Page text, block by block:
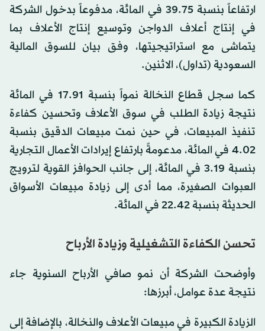
ارتفاعاً بنسبة 39.75 في المائة، مدفوعاً بدخول الشركة
في إنتاج أعلاف الدواجن وتوسيع إنتاج الأعلاف بما
يتماشى مع استراتيجيتها، وفق بيان للسوق المالية
السعودية (تداول)، الاثنين.
كما سجل قطاع النخالة نمواً بنسبة 17.91 في المائة
نتيجة زيادة الطلب في سوق الأعلاف وتحسين كفاءة
تنفيذ المبيعات، في حين نمت مبيعات الدقيق بنسبة
4.02 في المائة، مدعومةً بارتفاع إيرادات الأعمال التجارية
بنسبة 3.19 في المائة، إلى جانب الحوافز القوية لترويج
العبوات الصغيرة، مما أدى إلى زيادة مبيعات الأسواق
الحديثة بنسبة 22.42 في المائة.
تحسن الكفاءة التشغيلية وزيادة الأرباح
وأوضحت الشركة أن نمو صافي الأرباح السنوية جاء
نتيجة عدة عوامل، أبرزها:
الزيادة الكبيرة في مبيعات الأعلاف والنخالة، بالإضافة إلى